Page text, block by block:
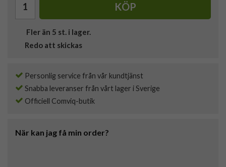
KÖP
Fler än 5 st. i lager.
Redo att skickas
Personlig service från vår kundtjänst
Snabba leveranser från vårt lager i Sverige
Officiell Comviq-butik
När kan jag få min order?